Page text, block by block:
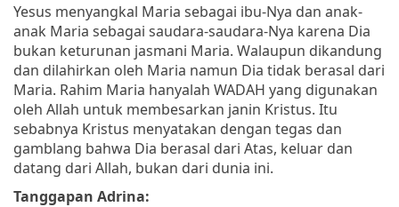
Yesus menyangkal Maria sebagai ibu-Nya dan anak-
anak Maria sebagai saudara-saudara-Nya karena Dia
bukan keturunan jasmani Maria. Walaupun dikandung
dan dilahirkan oleh Maria namun Dia tidak berasal dari
Maria. Rahim Maria hanyalah WADAH yang digunakan
oleh Allah untuk membesarkan janin Kristus. Itu
sebabnya Kristus menyatakan dengan tegas dan
gamblang bahwa Dia berasal dari Atas, keluar dan
datang dari Allah, bukan dari dunia ini.
Tanggapan Adrina: